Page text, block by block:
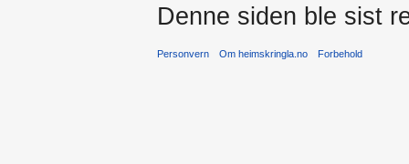
Denne siden ble sist
Personvern Om heimskringla.no Forbehold